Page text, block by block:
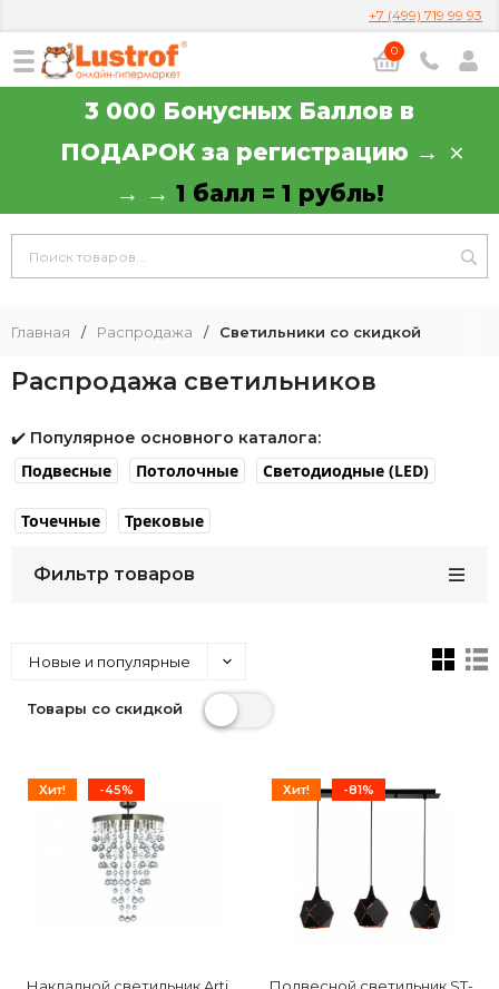
+7 (499) 719 99 93
0
3 000 Бонусных Баллов в
ПОДАРОК за регистрацию →
→ → 1 балл = 1 рубль!
Главная / Распродажа / Светильники со скидкой
Распродажа светильников
✔️ Популярное основного каталога:
Подвесные Потолочные Светодиодные (LED)
Точечные Трековые
Фильтр товаров
Новые и популярные
Товары со скидкой
Хит! -45%
Накладной светильник Arti
Хит! -81%
Подвесной светильник ST-